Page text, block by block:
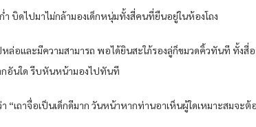
ำ บิดไปมาไม่กล้ามองเด็กหนุ่มทั้งสี่คนที่ยืนอยู่ในห้องโถง
ล่อและมีความสามารถ พอได้ยินสะใภ้รองลู่ก็ขมวดคิ้วทันที ทั้งสี่
กอันใด รีบหันหน้ามองไปทันที
า “เถาจื่อเป็นเด็กดีมาก วันหน้าหากท่านอาเห็นผู้ใดเหมาะสมจะต้